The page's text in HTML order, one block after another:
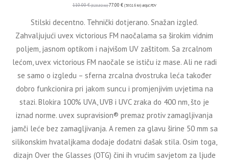
110.00€ (828.80 kn) 77.00 € (580.16 kn) uključ. PDV
Stilski decentno. Tehnički dotjerano. Snažan izgled.
Zahvaljujući uvex victorious FM naočalama sa širokim vidnim
poljem, jasnom optikom i najvišom UV zaštitom. Sa zrcalnom
lećom, uvex victorious FM naočale se ističu iz mase. Ali ne radi
se samo o izgledu – sferna zrcalna dvostruka leća također
dobro funkcionira pri jakom suncu i promjenjivim uvjetima na
stazi. Blokira 100% UVA, UVB i UVC zraka do 400 nm, što je
iznad norme. uvex supravision® premaz protiv zamagljivanja
jamči leće bez zamagljivanja. A remen za glavu širine 50 mm sa
silikonskim hvataljkama dodaje dodatni dašak stila. Osim toga,
dizajn Over the Glasses (OTG) čini ih vrućim savjetom za ljude